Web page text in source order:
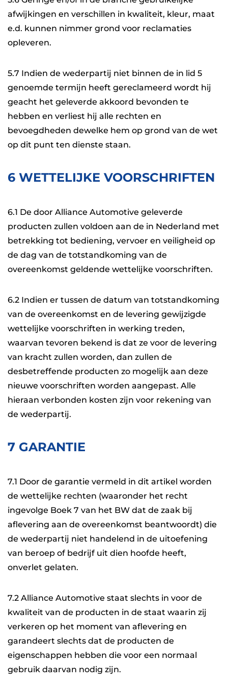
afwijkingen en verschillen in kwaliteit, kleur, maat
e.d. kunnen nimmer grond voor reclamaties
opleveren.
5.7 Indien de wederpartij niet binnen de in lid 5
genoemde termijn heeft gereclameerd wordt hij
geacht het geleverde akkoord bevonden te
hebben en verliest hij alle rechten en
bevoegdheden dewelke hem op grond van de wet
op dit punt ten dienste staan.
6 WETTELIJKE VOORSCHRIFTEN
6.1 De door Alliance Automotive geleverde
producten zullen voldoen aan de in Nederland met
betrekking tot bediening, vervoer en veiligheid op
de dag van de totstandkoming van de
overeenkomst geldende wettelijke voorschriften.
6.2 Indien er tussen de datum van totstandkoming
van de overeenkomst en de levering gewijzigde
wettelijke voorschriften in werking treden,
waarvan tevoren bekend is dat ze voor de levering
van kracht zullen worden, dan zullen de
desbetreffende producten zo mogelijk aan deze
nieuwe voorschriften worden aangepast. Alle
hieraan verbonden kosten zijn voor rekening van
de wederpartij.
7 GARANTIE
7.1 Door de garantie vermeld in dit artikel worden
de wettelijke rechten (waaronder het recht
ingevolge Boek 7 van het BW dat de zaak bij
aflevering aan de overeenkomst beantwoordt) die
de wederpartij niet handelend in de uitoefening
van beroep of bedrijf uit dien hoofde heeft,
onverlet gelaten.
7.2 Alliance Automotive staat slechts in voor de
kwaliteit van de producten in de staat waarin zij
verkeren op het moment van aflevering en
garandeert slechts dat de producten de
eigenschappen hebben die voor een normaal
gebruik daarvan nodig zijn.